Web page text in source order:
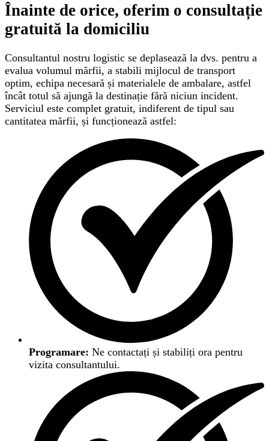
Înainte de orice, oferim o consultație
gratuită la domiciliu
Consultantul nostru logistic se deplasează la dvs. pentru a
evalua volumul mărfii, a stabili mijlocul de transport
optim, echipa necesară și materialele de ambalare, astfel
încât totul să ajungă la destinație fără niciun incident.
Serviciul este complet gratuit, indiferent de tipul sau
cantitatea mărfii, și funcționează astfel:
Programare: Ne contactați și stabiliți ora pentru
vizita consultantului.